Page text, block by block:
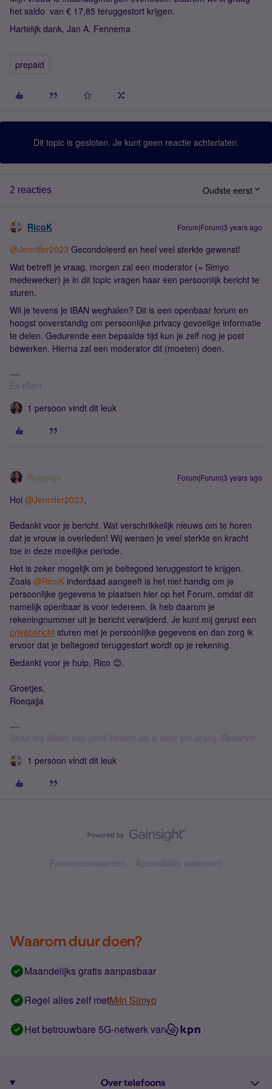
het saldo van € 17,85 teruggestort krijgen.
Hartelijk dank, Jan A. Fennema
prepaid
Dit topic is gesloten. Je kunt geen reactie achterlaten.
2 reacties Oudste eerst
RicoK Forum|Forum|3 years ago
@Jennifer2023 Gecondoleerd en heel veel sterkte gewenst!
Wat betreft je vraag, morgen zal een moderator (= Simyo
medewerker) je in dit topic vragen haar een persoonlijk bericht te
sturen.
Wil je tevens je IBAN weghalen? Dit is een openbaar forum en
hoogst onverstandig om persoonlijke privacy gevoelige informatie
te delen. Gedurende een bepaalde tijd kun je zelf nog je post
bewerken. Hierna zal een moderator dit (moeten) doen.
Ex-Klant
1 persoon vindt dit leuk
Roeqajja Forum|Forum|3 years ago
Hoi @Jennifer2023,
Bedankt voor je bericht. Wat verschrikkelijk nieuws om te horen
dat je vrouw is overleden! Wij wensen je veel sterkte en kracht
toe in deze moeilijke periode.
Het is zeker mogelijk om je beltegoed teruggestort te krijgen.
Zoals @RicoK inderdaad aangeeft is het niet handig om je
persoonlijke gegevens te plaatsen hier op het Forum, omdat dit
namelijk openbaar is voor iedereen. Ik heb daarom je
rekeningnummer uit je bericht verwijderd. Je kunt mij gerust een
privébericht sturen met je persoonlijke gegevens en dan zorg ik
ervoor dat je beltegoed teruggestort wordt op je rekening.
Bedankt voor je hulp, Rico 😊.
Groetjes,
Roeqajja
Stuur mij alleen een privé bericht als ik daar om vraag. Bedankt!
1 persoon vindt dit leuk
Forumvoorwaarden Accessibility statement
Waarom duur doen?
Maandelijks gratis aanpasbaar
Regel alles zelf metMijn Simyo
Het betrouwbare 5G-netwerk van
Over telefoons